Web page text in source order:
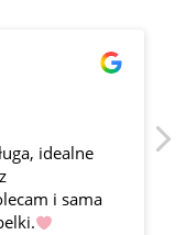
idealne
i sama